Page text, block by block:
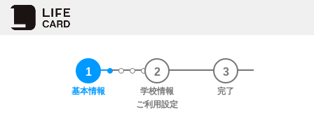
1
基本情報
1-11-21-3 1-41-5 2
学校情報
ご利用設定
3
完了